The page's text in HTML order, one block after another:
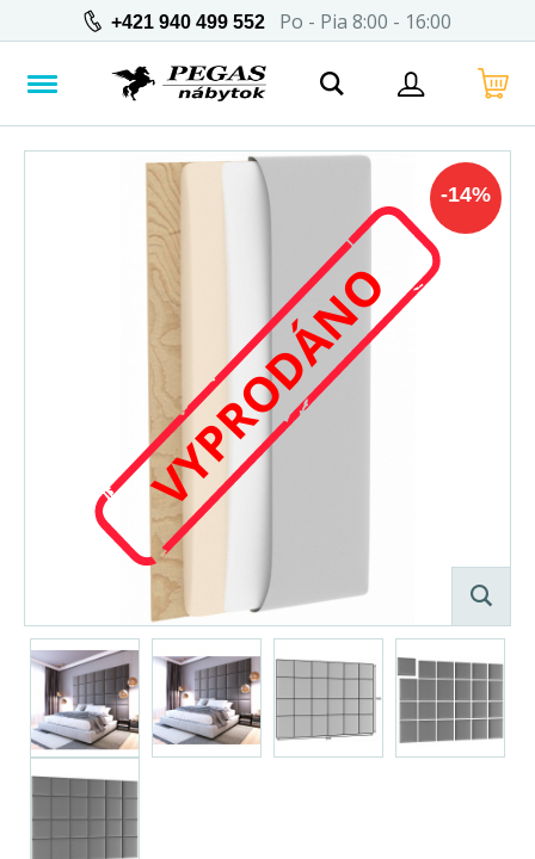
+421 940 499 552 Po - Pia 8:00 - 16:00
VYPRODÁNO
-14%